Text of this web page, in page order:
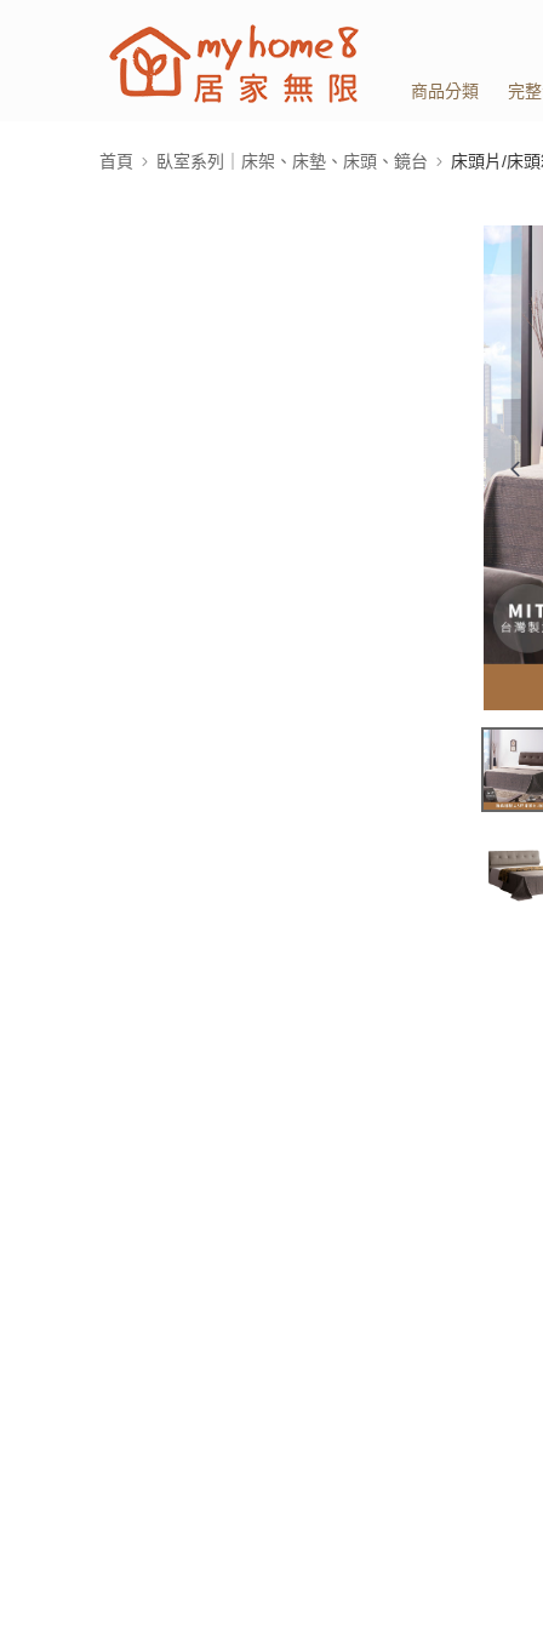
商品分類 完
首頁 臥室系列｜床架、床墊、床頭、鏡台 床頭片/床